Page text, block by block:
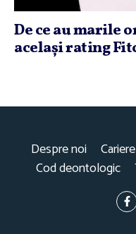
De ce au marile
acelaşi rating
Despre noi Cariere
Cod deontologic